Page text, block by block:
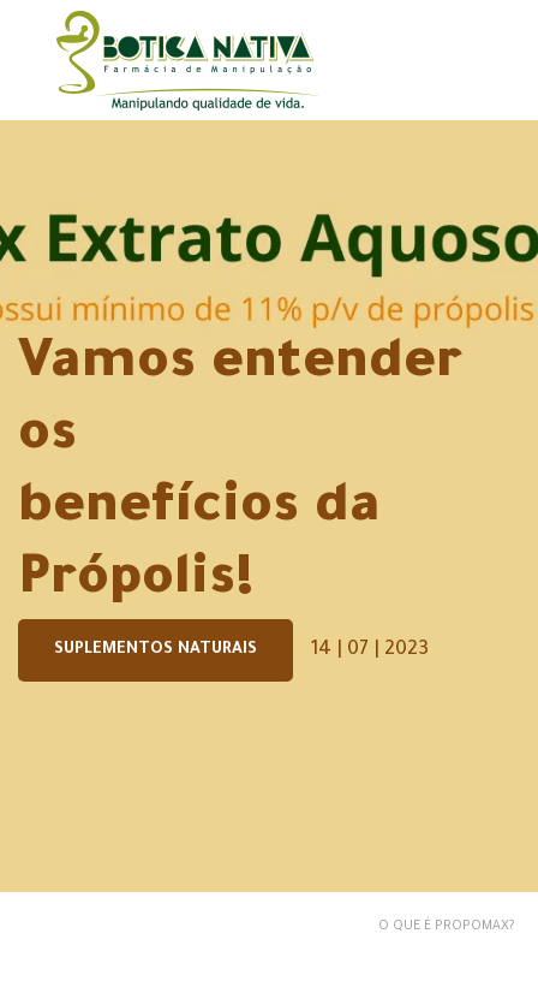
Vamos entender
os
benefícios da
Própolis!
SUPLEMENTOS NATURAIS 14 | 07 | 2023
O QUE É PROPOMAX?